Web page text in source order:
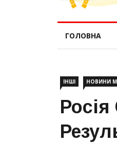
ГОЛОВНА
ІНШІ НОВИНИ